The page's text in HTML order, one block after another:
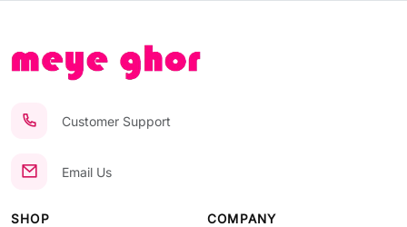
Customer Support
Email Us
SHOP COMPANY